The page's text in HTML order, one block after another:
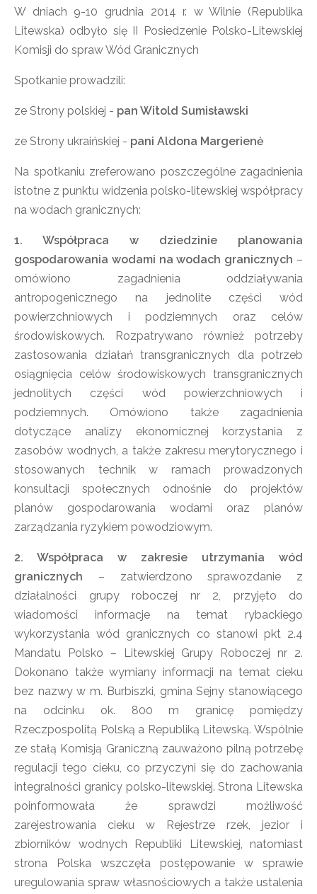
W dniach 9-10 grudnia 2014 r. w Wilnie (Republika
Litewska) odbyło się II Posiedzenie Polsko-Litewskiej
Komisji do spraw Wód Granicznych
Spotkanie prowadzili:
ze Strony polskiej - pan Witold Sumisławski
ze Strony ukraińskiej - pani Aldona Margerienė
Na spotkaniu zreferowano poszczególne zagadnienia
istotne z punktu widzenia polsko-litewskiej współpracy
na wodach granicznych:
1. Współpraca w dziedzinie planowania
gospodarowania wodami na wodach granicznych –
omówiono zagadnienia oddziaływania
antropogenicznego na jednolite części wód
powierzchniowych i podziemnych oraz celów
środowiskowych. Rozpatrywano również potrzeby
zastosowania działań transgranicznych dla potrzeb
osiągnięcia celów środowiskowych transgranicznych
jednolitych części wód powierzchniowych i
podziemnych. Omówiono także zagadnienia
dotyczące analizy ekonomicznej korzystania z
zasobów wodnych, a także zakresu merytorycznego i
stosowanych technik w ramach prowadzonych
konsultacji społecznych odnośnie do projektów
planów gospodarowania wodami oraz planów
zarządzania ryzykiem powodziowym.
2. Współpraca w zakresie utrzymania wód
granicznych – zatwierdzono sprawozdanie z
działalności grupy roboczej nr 2, przyjęto do
wiadomości informacje na temat rybackiego
wykorzystania wód granicznych co stanowi pkt 2.4
Mandatu Polsko – Litewskiej Grupy Roboczej nr 2.
Dokonano także wymiany informacji na temat cieku
bez nazwy w m. Burbiszki, gmina Sejny stanowiącego
na odcinku ok. 800 m granicę pomiędzy
Rzeczpospolitą Polską a Republiką Litewską. Wspólnie
ze stałą Komisją Graniczną zauważono pilną potrzebę
regulacji tego cieku, co przyczyni się do zachowania
integralności granicy polsko-litewskiej. Strona Litewska
poinformowała że sprawdzi możliwość
zarejestrowania cieku w Rejestrze rzek, jezior i
zbiorników wodnych Republiki Litewskiej, natomiast
strona Polska wszczęła postępowanie w sprawie
uregulowania spraw własnościowych a także ustalenia